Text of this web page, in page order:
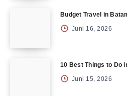
Budget Travel in
Juni 16, 2026
10 Best Things to Do
Juni 15, 2026